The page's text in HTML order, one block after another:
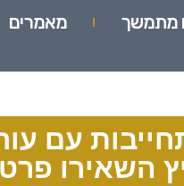
מתמשך מאמרים
עם
השאירו